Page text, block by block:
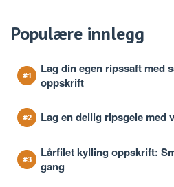
Populære innlegg
Lag din egen ripssaft med
oppskrift
Lag en deilig ripsgele med
Lårfilet kylling oppskrift:
gang